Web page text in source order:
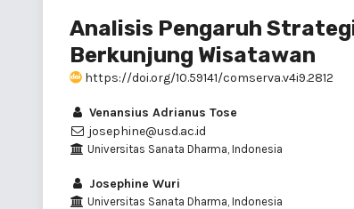
Analisis Pengaruh
Berkunjung Wisatawan
https://doi.org/10.59141/comserva.v4i9.2812
Venansius Adrianus Tose
josephine@usd.ac.id
Universitas Sanata Dharma, Indonesia
Josephine Wuri
Universitas Sanata Dharma, Indonesia